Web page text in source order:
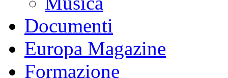
Documenti
Europa Magazine
Formazione